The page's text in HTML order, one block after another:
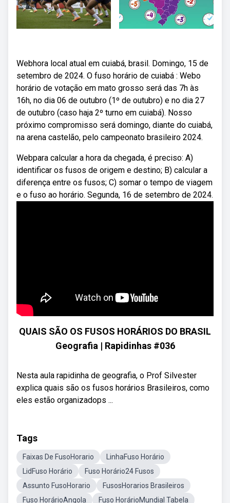
Webhora local atual em cuiabá, brasil. Domingo, 15 de
setembro de 2024. O fuso horário de cuiabá : Webo
horário de votação em mato grosso será das 7h às
16h, no dia 06 de outubro (1º de outubro) e no dia 27
de outubro (caso haja 2º turno em cuiabá). Nosso
próximo compromisso será domingo, diante do cuiabá,
na arena castelão, pelo campeonato brasileiro 2024.
Webpara calcular a hora da chegada, é preciso: A)
identificar os fusos de origem e destino; B) calcular a
diferença entre os fusos; C) somar o tempo de viagem
e o fuso ao horário. Segunda, 16 de setembro de 2024.
QUAIS SÃO OS FUSOS HORÁRIOS DO BRASIL
Geografia | Rapidinhas #036
Nesta aula rapidinha de geografia, o Prof Silvester
explica quais são os fusos horários Brasileiros, como
eles estão organizadops ...
Tags
Faixas De FusoHorario
LinhaFuso Horário
LidFuso Horário
Fuso Horário24 Fusos
Assunto FusoHorario
FusosHorarios Brasileiros
Fuso HorárioAngola
Fuso HorárioMundial Tabela